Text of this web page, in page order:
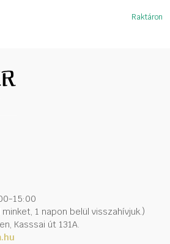
Raktáron
15:00
1 napon belül visszahívjuk.)
Kasssai út 131A.